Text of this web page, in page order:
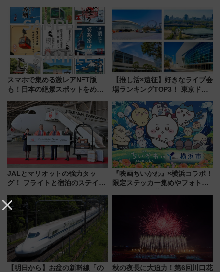
ホテル情報まとめ
スマホで集める激レアNFT版
も！日本の絶景スポットをめぐ
ん)」企画がスタート
【推し活×遠征】好きなライブ会
場ランキングTOP3！ 東京ドー
由と交通アクセス術、ライブ会
場に何を求める？
JALとマリオットの強力タッ
グ！ フライトと宿泊のステイタ
上級会員資格を効率よく獲得す
る方法を解説
『映画ちいかわ』×横浜コラボ！
限定ステッカー集めやフォトス
いを満喫しよう（花火鑑賞会応
募は7/12まで！）
【明日から】お盆の新幹線「の
秋の夜長に大迫力！第6回川口花